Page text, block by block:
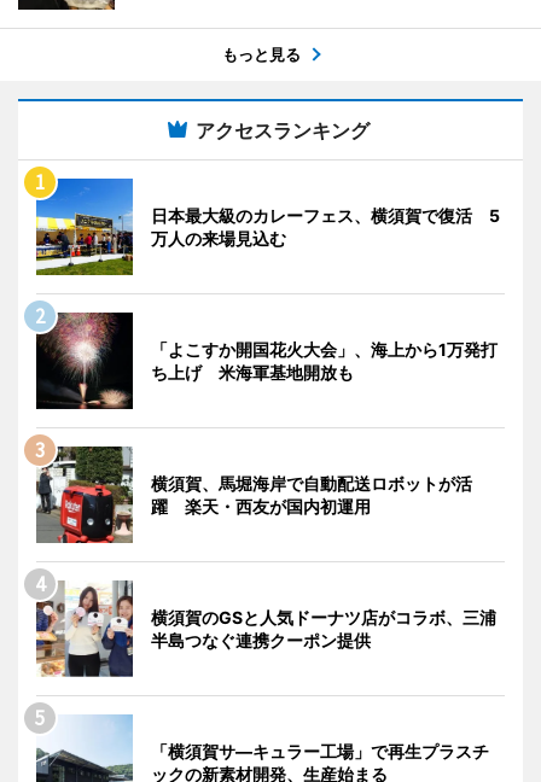
もっと見る
アクセスランキング
日本最大級のカレーフェス、横須賀で復活 5
万人の来場見込む
「よこすか開国花火大会」、海上から1万発打
ち上げ 米海軍基地開放も
横須賀、馬堀海岸で自動配送ロボットが活
躍 楽天・西友が国内初運用
横須賀のGSと人気ドーナツ店がコラボ、三浦
半島つなぐ連携クーポン提供
「横須賀サ―キュラー工場」で再生プラスチ
ックの新素材開発、生産始まる